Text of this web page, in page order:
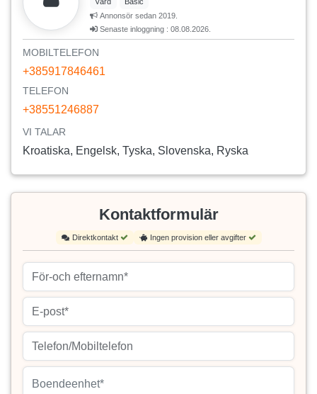
Annonsör sedan 2019.
Senaste inloggning : 08.08.2026.
MOBILTELEFON
+385917846461
TELEFON
+38551246887
VI TALAR
Kroatiska, Engelsk, Tyska, Slovenska, Ryska
Kontaktformulär
Direktkontakt Ingen provision eller avgifter
Boendeenhet*